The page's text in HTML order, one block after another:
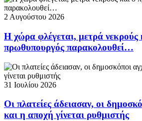
2 Αυγούστου 2026
Η χώρα φλέγεται, μετρά νεκρούς
πρωθυπουργός παρακολουθεί…
31 Ιουλίου 2026
Οι πλατείες άδειασαν, οι
και η αποχή γίνεται ρυθμιστής